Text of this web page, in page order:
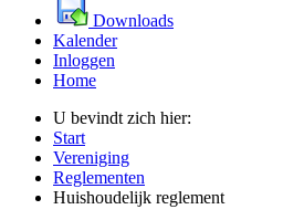
Downloads
Kalender
Inloggen
Home
U bevindt zich hier:
Start
Vereniging
Reglementen
Huishoudelijk reglement